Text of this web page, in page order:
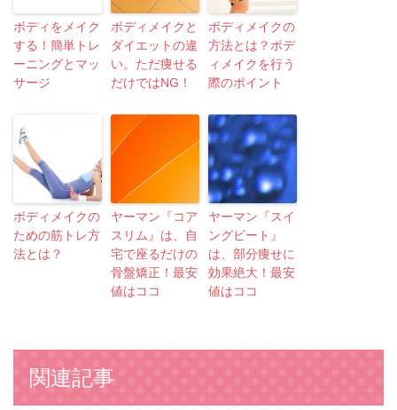
ボディをメイク
する！簡単トレ
ーニングとマッ
サージ
ボディメイクと
ダイエットの違
い。ただ痩せる
だけではNG！
ボディメイクの
方法とは？ボデ
ィメイクを行う
際のポイント
ボディメイクの
ための筋トレ方
法とは？
ヤーマン『コア
スリム』は、自
宅で座るだけの
骨盤矯正！最安
値はココ
ヤーマン『スイ
ングビート』
は、部分痩せに
効果絶大！最安
値はココ
関連記事